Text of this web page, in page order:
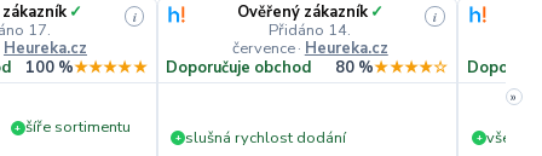
✓
17.
Heureka.cz
i
100 %★★★★★
+ šíře sortimentu
Ověřený zákazník ✓
Přidáno 14.
července· Heureka.cz
i
Doporučuje obchod 80 %★★★★☆
+ slušná rychlost dodání + vše v
»